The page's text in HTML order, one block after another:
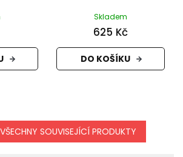
Skladem
625 Kč
DO KOŠÍKU
SOUVISEJÍCÍ PRODUKTY